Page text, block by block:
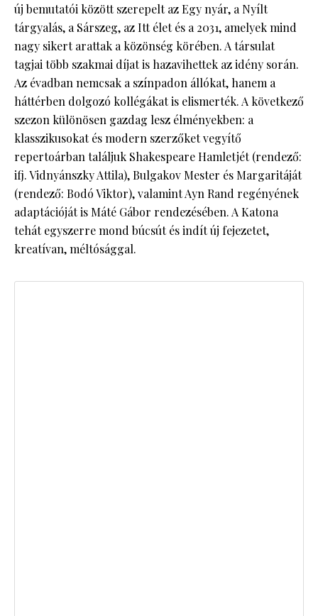
új bemutatói között szerepelt az Egy nyár, a Nyílt
tárgyalás, a Sárszeg, az Itt élet és a 2031, amelyek mind
nagy sikert arattak a közönség körében. A társulat
tagjai több szakmai díjat is hazavihettek az idény során.
Az évadban nemcsak a színpadon állókat, hanem a
háttérben dolgozó kollégákat is elismerték. A következő
szezon különösen gazdag lesz élményekben: a
klasszikusokat és modern szerzőket vegyítő
repertoárban találjuk Shakespeare Hamletjét (rendező:
ifj. Vidnyánszky Attila), Bulgakov Mester és Margaritáját
(rendező: Bodó Viktor), valamint Ayn Rand regényének
adaptációját is Máté Gábor rendezésében. A Katona
tehát egyszerre mond búcsút és indít új fejezetet,
kreatívan, méltósággal.